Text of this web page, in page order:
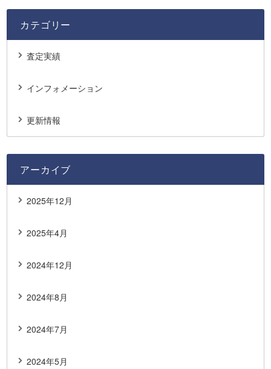
カテゴリー
査定実績
インフォメーション
更新情報
アーカイブ
2025年12月
2025年4月
2024年12月
2024年8月
2024年7月
2024年5月